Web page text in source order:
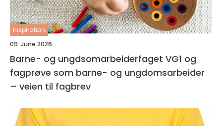
inspiration
09. June 2026
Barne- og ungdsomarbeiderfaget VG1 og
fagprøve som barne- og ungdomsarbeider
– veien til fagbrev